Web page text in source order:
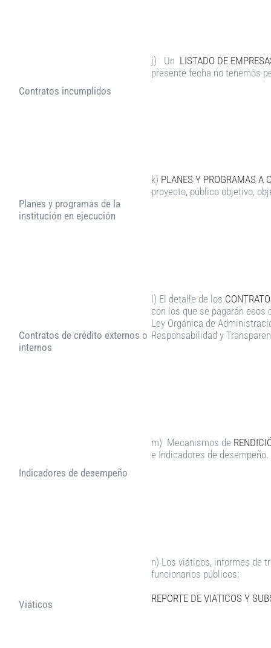
Contratos incumplidos
j) Un LISTADO DE
presente fecha no tenemos
Planes y programas de la
institución en ejecución
k) PLANES Y PROGRAMAS A
proyecto, público objetivo,
Contratos de crédito externos o
internos
l) El detalle de los
con los que se pagarán
Ley Orgánica de
Responsabilidad y
Indicadores de desempeño
m) Mecanismos de
e Indicadores de desempeño.
Viáticos
n) Los viáticos, informes de
funcionarios públicos;
REPORTE DE VIATICOS Y